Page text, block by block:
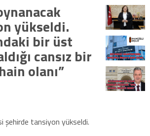
yükseldi.
bir üst
cansız bir
olanı”
şehirde tansiyon yükseldi.